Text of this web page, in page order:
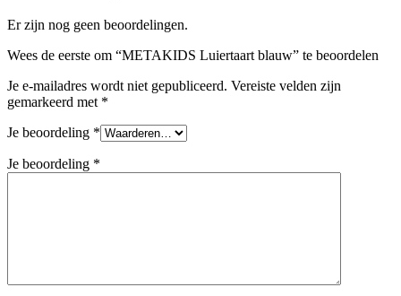
Er zijn nog geen beoordelingen.
Wees de eerste om “METAKIDS Luiertaart blauw” te beoordelen
Je e-mailadres wordt niet gepubliceerd. Vereiste velden zijn
gemarkeerd met *
Je beoordeling *
Je beoordeling *